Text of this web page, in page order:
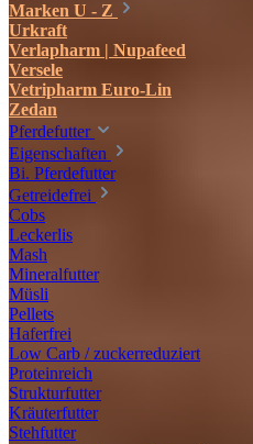
Marken U - Z
Urkraft
Verlapharm | Nupafeed
Versele
Vetripharm Euro-Lin
Zedan
Pferdefutter
Eigenschaften
Bi. Pferdefutter
Getreidefrei
Cobs
Leckerlis
Mash
Mineralfutter
Müsli
Pellets
Haferfrei
Low Carb / zuckerreduziert
Proteinreich
Strukturfutter
Kräuterfutter
Stehfutter